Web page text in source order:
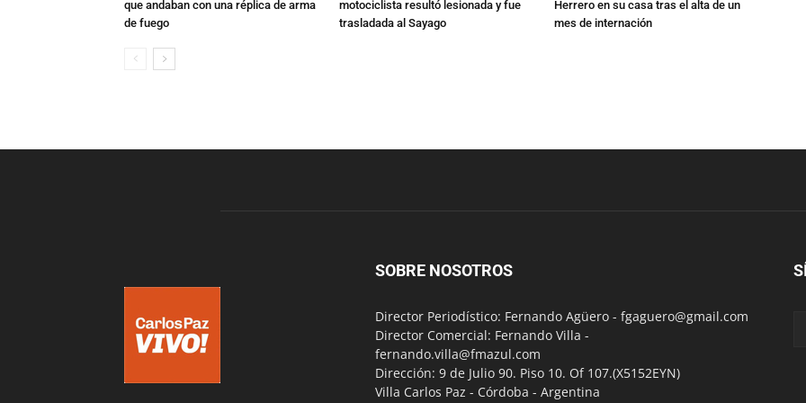
que andaban con una réplica de arma
de fuego
motociclista resultó lesionada y fue
trasladada al Sayago
Herrero en su casa tras el alta de un
mes de internación
SOBRE NOSOTROS
Director Periodístico: Fernando Agüero - fgaguero@gmail.com
Director Comercial: Fernando Villa -
fernando.villa@fmazul.com
Dirección: 9 de Julio 90. Piso 10. Of 107.(X5152EYN)
Villa Carlos Paz - Córdoba - Argentina